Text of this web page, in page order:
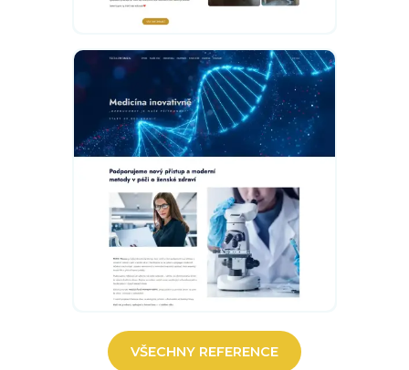
VŠECHNY REFERENCE